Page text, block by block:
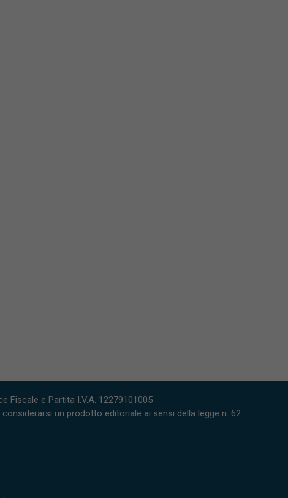
Fiscale e Partita I.V.A. 12279101005
un prodotto editoriale ai sensi della legge n. 62